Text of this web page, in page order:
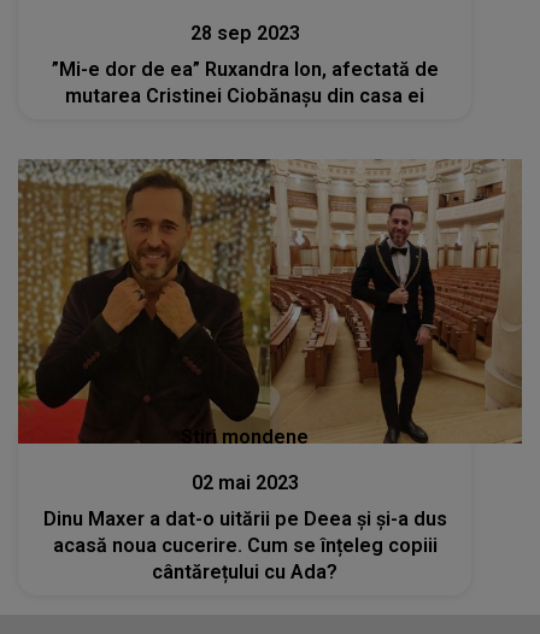
28 sep 2023
”Mi-e dor de ea” Ruxandra Ion, afectată de
mutarea Cristinei Ciobănașu din casa ei
Stiri mondene
02 mai 2023
Dinu Maxer a dat-o uitării pe Deea și și-a dus
acasă noua cucerire. Cum se înțeleg copiii
cântărețului cu Ada?